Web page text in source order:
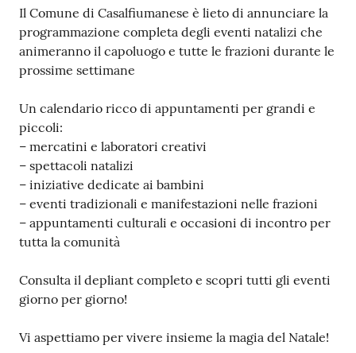
Contenuto
Il Comune di Casalfiumanese è lieto di annunciare la
programmazione completa degli eventi natalizi che
animeranno il capoluogo e tutte le frazioni durante le
prossime settimane
Un calendario ricco di appuntamenti per grandi e
piccoli:
– mercatini e laboratori creativi
– spettacoli natalizi
– iniziative dedicate ai bambini
– eventi tradizionali e manifestazioni nelle frazioni
– appuntamenti culturali e occasioni di incontro per
tutta la comunità
Consulta il depliant completo e scopri tutti gli eventi
giorno per giorno!
Vi aspettiamo per vivere insieme la magia del Natale!